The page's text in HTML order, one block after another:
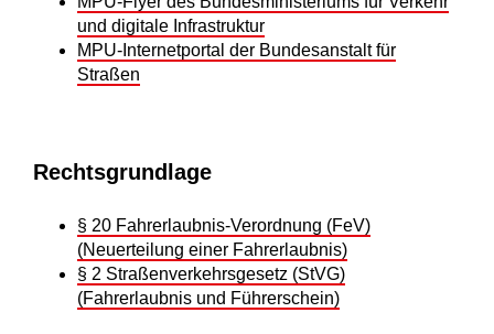
und digitale Infrastruktur
MPU-Internetportal der Bundesanstalt für
Straßen
Rechtsgrundlage
§ 20 Fahrerlaubnis-Verordnung (FeV)
(Neuerteilung einer Fahrerlaubnis)
§ 2 Straßenverkehrsgesetz (StVG)
(Fahrerlaubnis und Führerschein)